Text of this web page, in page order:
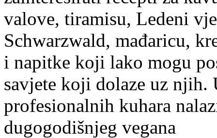
valove, tiramisu, Ledeni
Schwarzwald, mađaricu,
i napitke koji lako mogu
savjete koji dolaze uz njih.
profesionalnih kuhara
dugogodišnjeg vegana